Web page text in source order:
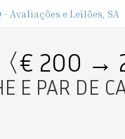
〈€ 200 →
E PAR DE